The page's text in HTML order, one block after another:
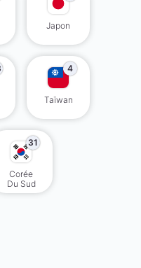
Japon
4
Taïwan
31
Corée
Du Sud